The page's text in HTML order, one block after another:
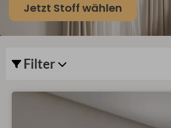
Jetzt Stoff wählen
Filter